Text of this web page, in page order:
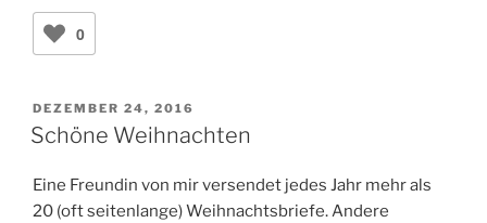
0
VERÖFFENTLICHT
AM
DEZEMBER 24, 2016
Schöne Weihnachten
Eine Freundin von mir versendet jedes Jahr mehr als
20 (oft seitenlange) Weihnachtsbriefe. Andere